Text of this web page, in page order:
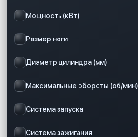
Мощность (кВт)
Размер ноги
Диаметр цилиндра (мм)
Максимальные обороты (об/мин)
Система запуска
Система зажигания